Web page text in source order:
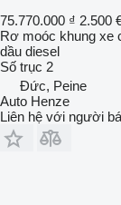
75.770.000 ₫ 2.500
Rơ moóc khung xe
dầu diesel
Số trục 2
Đức, Peine
Auto Henze
Liên hệ với người